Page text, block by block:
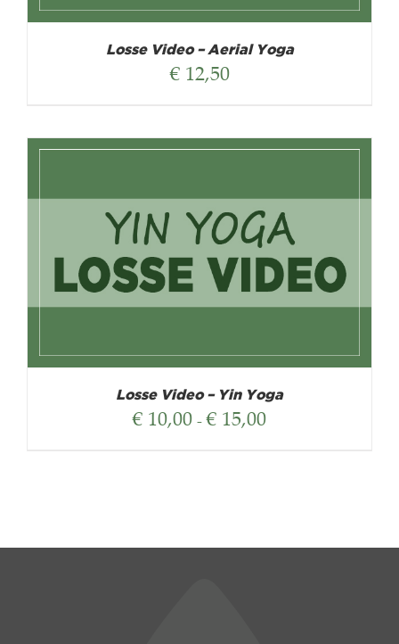
Losse Video – Aerial Yoga
€12,50
Losse Video – Yin Yoga
€ 10,00 - € 15,00Prijsklasse: